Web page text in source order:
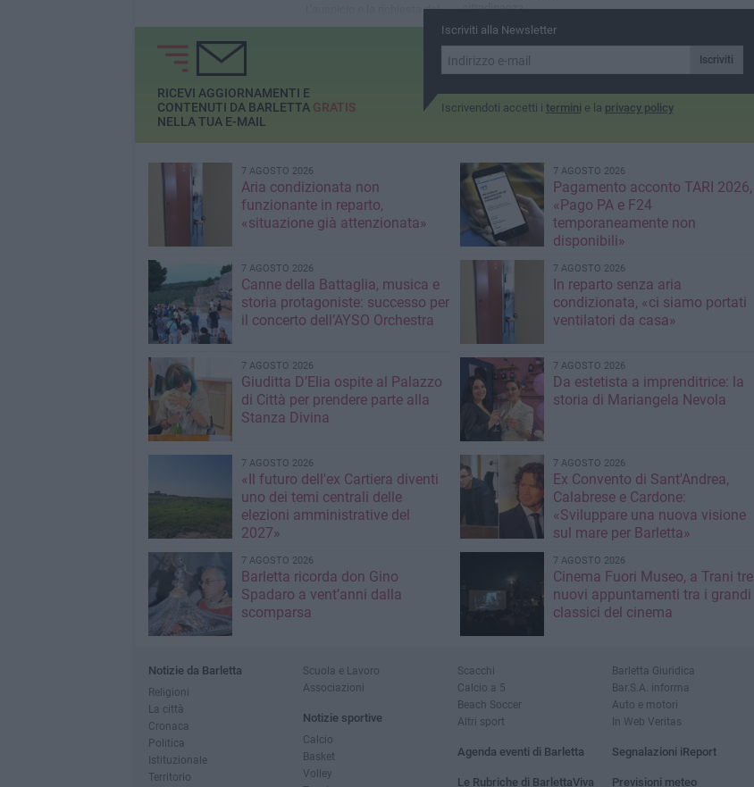
L'auspicio e la richiesta del
comitato contro il degrado
cittadinanza
Iscriviti alla Newsletter
Iscriviti
Iscrivendoti accetti i termini e la privacy policy
RICEVI AGGIORNAMENTI E
CONTENUTI DA BARLETTA GRATIS
NELLA TUA E-MAIL
7 AGOSTO 2026
Aria condizionata non
funzionante in reparto,
«situazione già attenzionata»
7 AGOSTO 2026
Pagamento acconto TARI 2026,
«Pago PA e F24
temporaneamente non
disponibili»
7 AGOSTO 2026
Canne della Battaglia, musica e
storia protagoniste: successo per
il concerto dell’AYSO Orchestra
7 AGOSTO 2026
In reparto senza aria
condizionata, «ci siamo portati
ventilatori da casa»
7 AGOSTO 2026
Giuditta D’Elia ospite al Palazzo
di Città per prendere parte alla
Stanza Divina
7 AGOSTO 2026
Da estetista a imprenditrice: la
storia di Mariangela Nevola
7 AGOSTO 2026
«Il futuro dell'ex Cartiera diventi
uno dei temi centrali delle
elezioni amministrative del
2027»
7 AGOSTO 2026
Ex Convento di Sant'Andrea,
Calabrese e Cardone:
«Sviluppare una nuova visione
sul mare per Barletta»
7 AGOSTO 2026
Barletta ricorda don Gino
Spadaro a vent’anni dalla
scomparsa
7 AGOSTO 2026
Cinema Fuori Museo, a Trani tre
nuovi appuntamenti tra i grandi
classici del cinema
Notizie da Barletta
Religioni
La città
Cronaca
Politica
Istituzionale
Territorio
Scuola e Lavoro
Associazioni
Notizie sportive
Calcio
Basket
Volley
Scacchi
Calcio a 5
Beach Soccer
Altri sport
Agenda eventi di Barletta
Le Rubriche di BarlettaViva
Barletta Giuridica
Bar.S.A. informa
Auto e motori
In Web Veritas
Segnalazioni iReport
Previsioni meteo